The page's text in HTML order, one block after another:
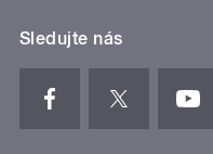
Sledujte nás